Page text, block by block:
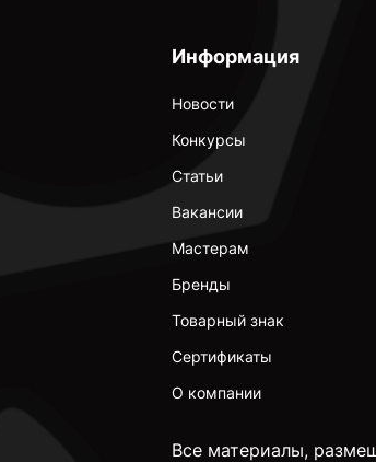
Информация
Новости
Конкурсы
Статьи
Вакансии
Мастерам
Бренды
Товарный знак
Сертификаты
О компании
Все материалы,